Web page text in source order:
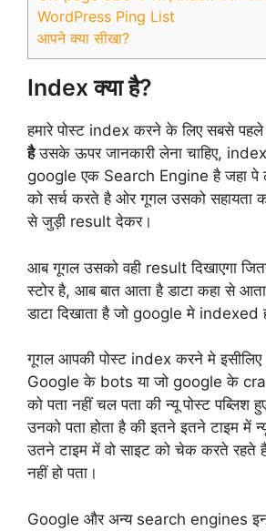
WordPress Ping List
आपने क्या सीखा?
Index क्या है?
हमारे पोस्ट index करने के लिए सबसे पहले
हैउसके ऊपर जानकारी लेना चाहिए,
google एक Search Engine है जहा
को सर्च करते है ओर गूगल उसको सहायता
से जुड़ी result देकर।
आब गूगल उसको वही result दिखाएगा
स्टोर है, आब बात आता है डाटा कहा से
डाटा दिखाता है जो google मे indexed
गूगल आपकी पोस्ट index करने मे
Google के bots या जो google के
को पता नहीं चल पता की न्यू पोस्ट पब्लिश
उनको पता होता है की इतने इतने टाइम में
उतने टाइम में वो साइट को चेक करते रहते
नहीं हो पता।
Google और अन्य search engines